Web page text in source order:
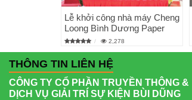
Lễ khởi công nhà máy Cheng
Loong Bình Dương Paper
2,278
THÔNG TIN LIÊN HỆ
CÔNG TY CỔ PHẦN TRUYỀN THÔNG &
DỊCH VỤ GIẢI TRÍ SỰ KIỆN BÙI DŨNG